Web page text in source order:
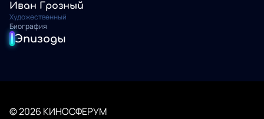
Иван Грозный
Художественный
Биография
Эпизоды
© 2026 КИНОСФЕРУМ